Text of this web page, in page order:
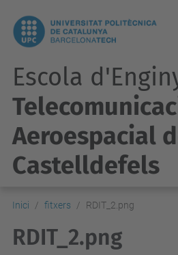
Escola
Aeroespacial
Castelldefels
Inici fitxers RDIT_2.png
RDIT_2.png